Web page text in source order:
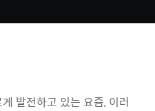
발전하고 있는 요즘, 이러